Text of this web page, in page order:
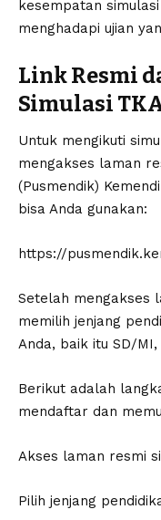
kesempatan
menghadapi ujian
Link Resmi
Simulasi
Untuk mengikuti
mengakses laman
(Pusmendik)
bisa Anda gunakan:
https://
Setelah mengakses
memilih jenjang
Anda, baik itu SD/MI,
Berikut adalah
mendaftar dan
Akses laman resmi
Pilih jenjang